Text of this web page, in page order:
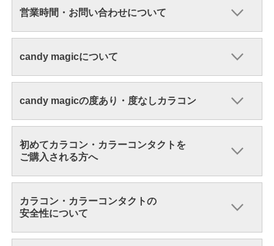
営業時間・お問い合わせについて
candy magicについて
candy magicの度あり・度なしカラコン
初めてカラコン・カラーコンタクトを
ご購入される方へ
カラコン・カラーコンタクトの
安全性について